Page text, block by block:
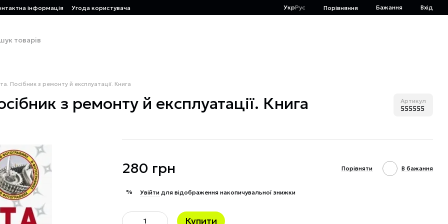
інформація Угода користувача УкрРус Порівняння Бажання Вхід
Посібник з ремонту й експлуатації. Книга
з ремонту й експлуатації. Книга Артикул
555555
280 грн Порівняти В бажання
% Увійти для відображення накопичувальної знижки
Купити